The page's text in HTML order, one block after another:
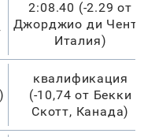
2:08.40 (-2.29 от
Джорджио ди
Италия)
квалификация
(-10,74 от Бекки
Скотт, Канада)